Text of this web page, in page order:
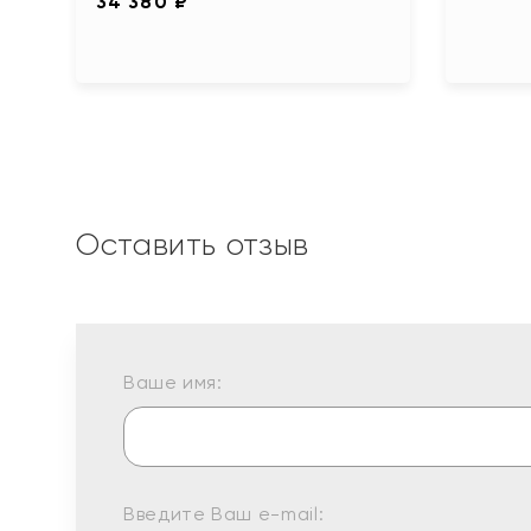
Оставить отзыв
Ваше имя:
Введите Ваш e-mail: